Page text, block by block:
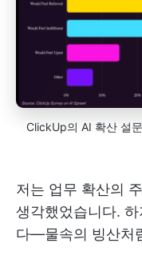
ClickUp의 AI 확산 설
저는 업무 확산의
생각했었습니다.
다—물속의 빙산처